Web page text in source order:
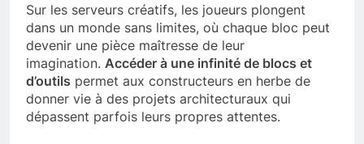
Sur les serveurs créatifs, les joueurs plongent
dans un monde sans limites, où chaque bloc peut
devenir une pièce maîtresse de leur
imagination. Accéder à une infinité de blocs et
d’outils permet aux constructeurs en herbe de
donner vie à des projets architecturaux qui
dépassent parfois leurs propres attentes.